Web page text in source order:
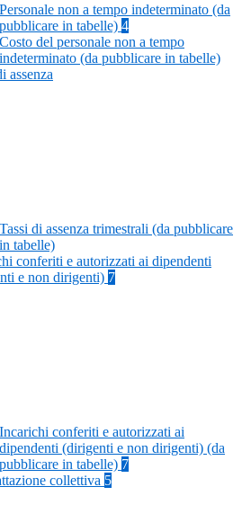
Personale non a tempo indeterminato (da
pubblicare in tabelle) 4
Costo del personale non a tempo
indeterminato (da pubblicare in tabelle)
assenza
Tassi di assenza trimestrali (da pubblicare
in tabelle)
conferiti e autorizzati ai dipendenti
e non dirigenti) 7
Incarichi conferiti e autorizzati ai
dipendenti (dirigenti e non dirigenti) (da
pubblicare in tabelle) 7
collettiva 5